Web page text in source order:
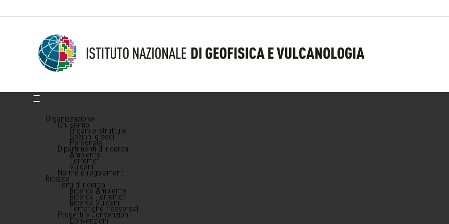
Organizzazione
Chi siamo
Organi e strutture
Sezioni e sedi
Personale
Dipartimenti di ricerca
Ambiente
Terremoti
Vulcani
Norme e regolamenti
Ricerca
Temi di ricerca
Ricerca Ambiente
Ricerca Terremoti
Ricerca Vulcani
Tematiche trasversali
Progetti e Convenzioni
Convenzioni